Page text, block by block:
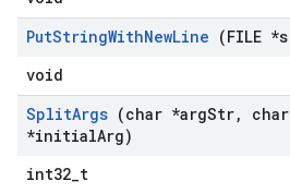
PutStringWithNewLine (FILE *s
void
SplitArgs (char *argStr,
*initialArg)
int32_t